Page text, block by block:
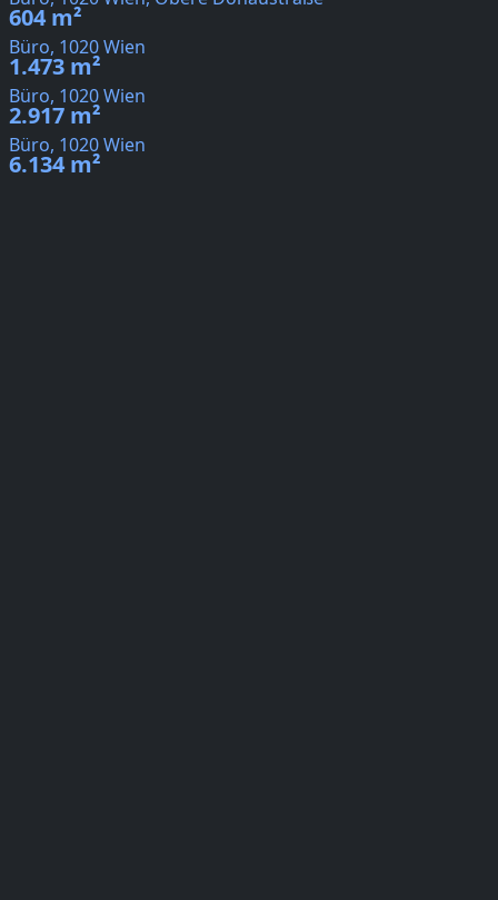
604 m²
Büro, 1020 Wien
1.473 m²
Büro, 1020 Wien
2.917 m²
Büro, 1020 Wien
6.134 m²